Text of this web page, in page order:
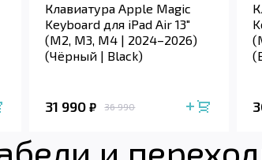
Клавиатура Apple Magic
Keyboard для iPad Air 13"
(M2, M3, M4 | 2024–2026)
(Чёрный | Black)
31 990₽ 36 990